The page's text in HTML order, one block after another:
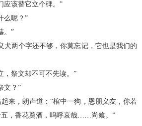
该替它立个碑。”
呢？”
。”
两个字还不够，你莫忘记，它也是我们的
祭文却不可不先读。”
？”
，朗声道：“棺中一狗，恩朋义友，你若
五，香花奠酒，呜呼哀哉……尚飨。”